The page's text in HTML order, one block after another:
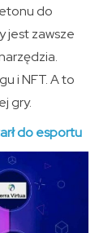
do
jest zawsze
i NFT. A to
gry.
do esportu